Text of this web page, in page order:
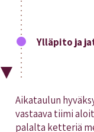
Ylläpito ja
Aikataulun
vastaava tiimi
palalta ketteriä